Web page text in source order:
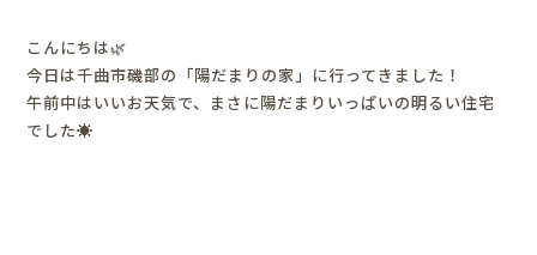
こんにちは🌿
今日は千曲市磯部の「陽だまりの家」に行ってきました！
午前中はいいお天気で、まさに陽だまりいっぱいの明るい住宅
でした☀️